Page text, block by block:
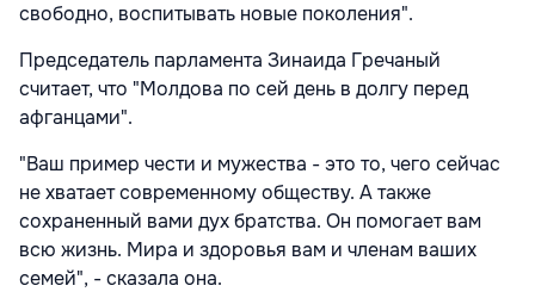
свободно, воспитывать новые поколения".
Председатель парламента Зинаида Гречаный
считает, что "Молдова по сей день в долгу перед
афганцами".
"Ваш пример чести и мужества - это то, чего сейчас
не хватает современному обществу. А также
сохраненный вами дух братства. Он помогает вам
всю жизнь. Мира и здоровья вам и членам ваших
семей", - сказала она.